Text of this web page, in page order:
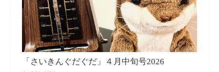
「さいきんぐだぐだ」４月中旬号2026